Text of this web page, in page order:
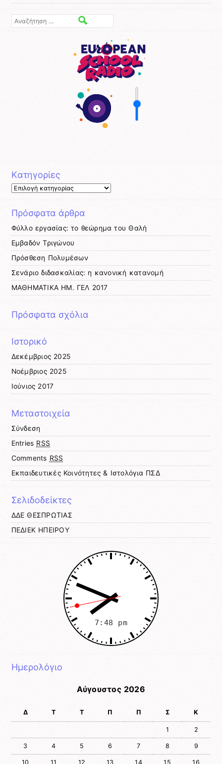
Αναζήτηση
Kατηγορίες
Kατηγορίες
Πρόσφατα άρθρα
Φύλλο εργασίας: το θεώρημα του Θαλή
Εμβαδόν Τριγώνου
Πρόσθεση Πολυμέσων
Σενάριο διδασκαλίας: η κανονική κατανομή
ΜΑΘΗΜΑΤΙΚΑ ΗΜ. ΓΕΛ 2017
Πρόσφατα σχόλια
Ιστορικό
Δεκέμβριος 2025
Νοέμβριος 2025
Ιούνιος 2017
Μεταστοιχεία
Σύνδεση
Entries RSS
Comments RSS
Εκπαιδευτικές Κοινότητες & Ιστολόγια ΠΣΔ
Σελιδοδείκτες
ΔΔΕ ΘΕΣΠΡΩΤΙΑΣ
ΠΕΔΙΕΚ ΗΠΕΙΡΟΥ
Ημερολόγιο
Αύγουστος 2026
Δ Τ Τ Π Π Σ Κ
1 2
3 4 5 6 7 8 9
10 11 12 13 14 15 16